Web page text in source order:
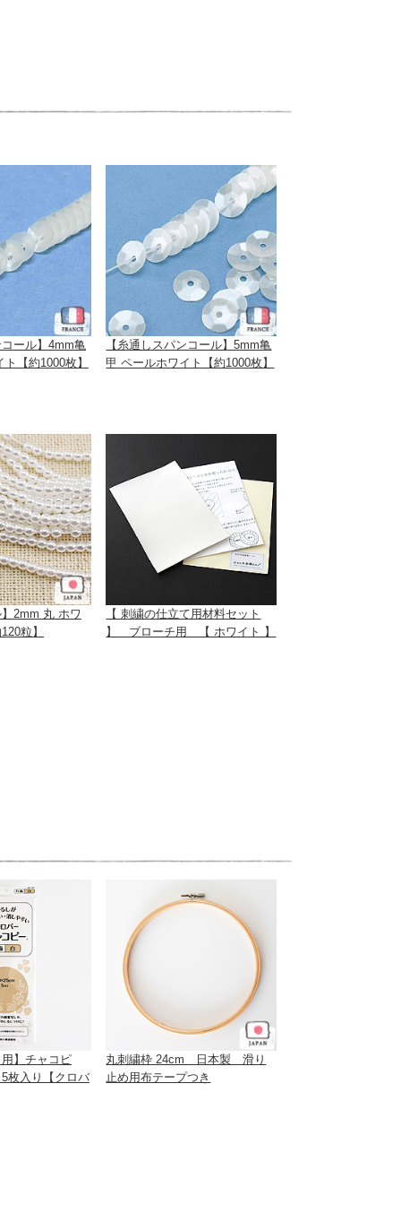
ール】4mm亀
【約1000枚】
【糸通しスパンコール】5mm亀
甲 ペールホワイト【約1000枚】
2mm 丸 ホワ
粒】
【 刺繍の仕立て用材料セット
】 ブローチ用 【 ホワイト 】
】チャコピ
入り【クロバ
丸刺繍枠 24cm 日本製 滑り
止め用布テープつき